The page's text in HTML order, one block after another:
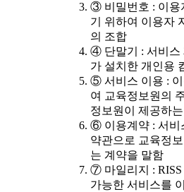
③ 비밀번호 : 이용
기 위하여 이용자
의 조합
④ 단말기 : 서비스
가 설치한 개인용
⑤ 서비스 이용 :
여 교육정보원의
정보원이 제공하
⑥ 이용계약 : 서비
약관으로 교육정
는 계약을 말함
⑦ 마일리지 : RISS
가능한 서비스를